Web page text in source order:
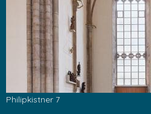
Philipkistner 7